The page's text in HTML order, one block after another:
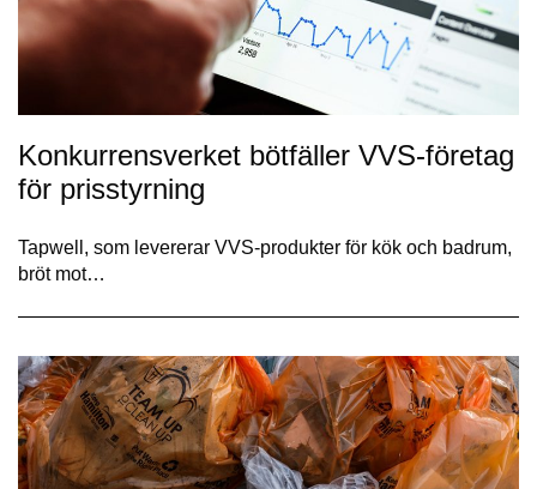
Konkurrensverket bötfäller VVS-företag
för prisstyrning
Tapwell, som levererar VVS-produkter för kök och badrum,
bröt mot…